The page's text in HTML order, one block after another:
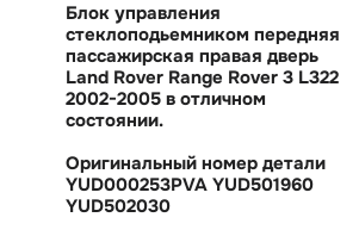
Блок управления
стеклоподьемником передняя
пассажирская правая дверь
Land Rover Range Rover 3 L322
2002-2005 в отличном
состоянии.
Оригинальный номер детали
YUD000253PVA YUD501960
YUD502030